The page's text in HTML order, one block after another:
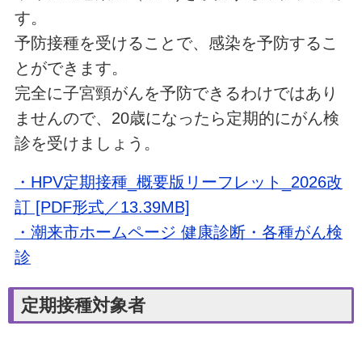
す。
予防接種を受けることで、感染を予防するこ
とができます。
完全に子宮頸がんを予防できるわけではあり
ませんので、20歳になったら定期的にがん検
診を受けましょう。
・HPV定期接種_概要版リーフレット_2026改
訂 [PDF形式／13.39MB]
・潮来市ホームページ 健康診断・各種がん検
診
定期接種対象者